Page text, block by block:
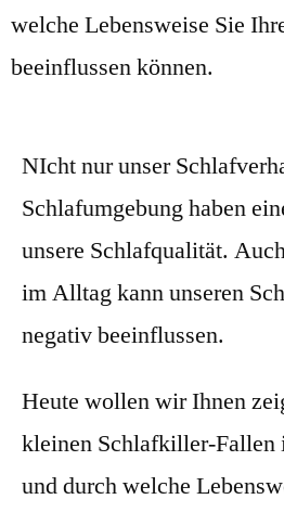
welche Lebensweise Sie
beeinflussen können.
NIcht nur unser
Schlafumgebung haben
unsere Schlafqualität.
im Alltag kann unseren
negativ beeinflussen.
Heute wollen wir Ihnen
kleinen Schlafkiller-
und durch welche